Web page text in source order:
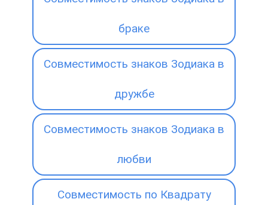
браке
Совместимость знаков Зодиака в
дружбе
Совместимость знаков Зодиака в
любви
Совместимость по Квадрату